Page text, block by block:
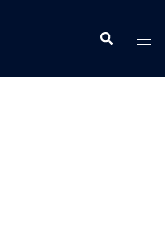
Search